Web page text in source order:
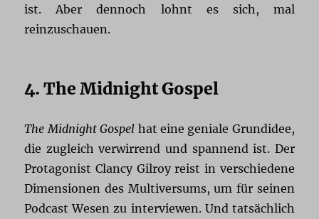
ist. Aber dennoch lohnt es sich, mal
reinzuschauen.
4. The Midnight Gospel
The Midnight Gospel hat eine geniale Grundidee,
die zugleich verwirrend und spannend ist. Der
Protagonist Clancy Gilroy reist in verschiedene
Dimensionen des Multiversums, um für seinen
Podcast Wesen zu interviewen. Und tatsächlich